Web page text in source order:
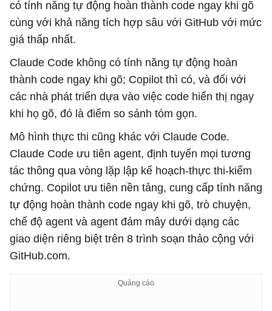
có tính năng tự động hoàn thành code ngay khi gõ
cùng với khả năng tích hợp sâu với GitHub với mức
giá thấp nhất.
Claude Code không có tính năng tự động hoàn
thành code ngay khi gõ; Copilot thì có, và đối với
các nhà phát triển dựa vào việc code hiển thị ngay
khi họ gõ, đó là điểm so sánh tóm gọn.
Mô hình thực thi cũng khác với Claude Code.
Claude Code ưu tiên agent, định tuyến mọi tương
tác thông qua vòng lặp lập kế hoạch-thực thi-kiểm
chứng. Copilot ưu tiên nền tảng, cung cấp tính năng
tự động hoàn thành code ngay khi gõ, trò chuyện,
chế độ agent và agent đám mây dưới dạng các
giao diện riêng biệt trên 8 trình soạn thảo cộng với
GitHub.com.